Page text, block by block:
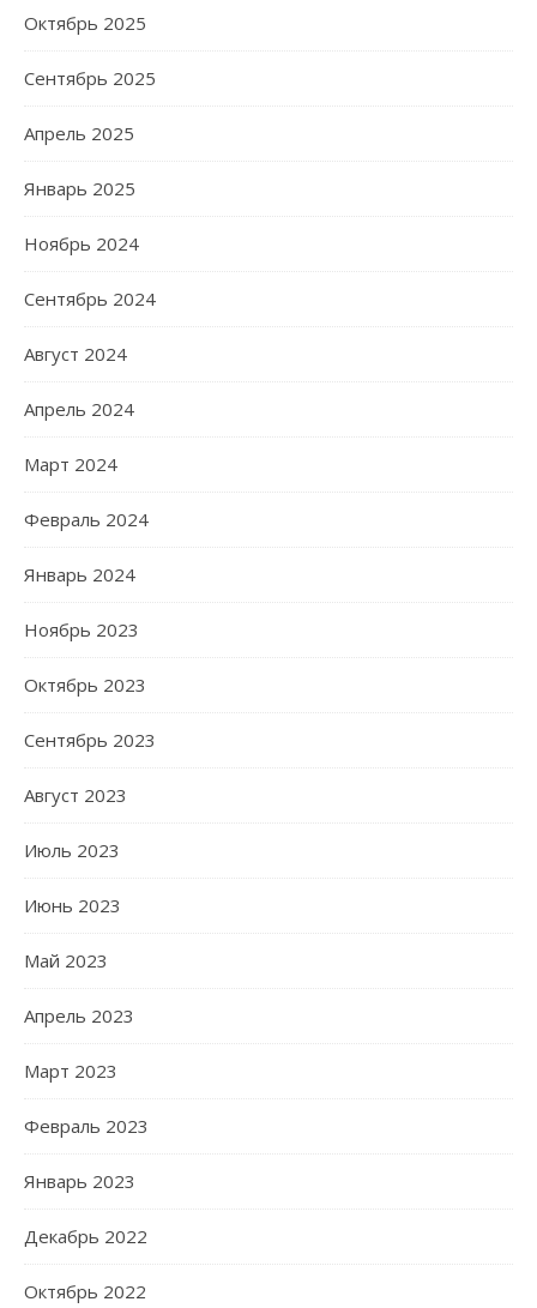
Октябрь 2025
Сентябрь 2025
Апрель 2025
Январь 2025
Ноябрь 2024
Сентябрь 2024
Август 2024
Апрель 2024
Март 2024
Февраль 2024
Январь 2024
Ноябрь 2023
Октябрь 2023
Сентябрь 2023
Август 2023
Июль 2023
Июнь 2023
Май 2023
Апрель 2023
Март 2023
Февраль 2023
Январь 2023
Декабрь 2022
Октябрь 2022